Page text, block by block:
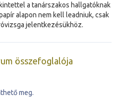
a tanárszakos hallgatóknak
alapon nem kell leadniuk, csak
jelentkezésükhöz.
összefoglalója
meg.